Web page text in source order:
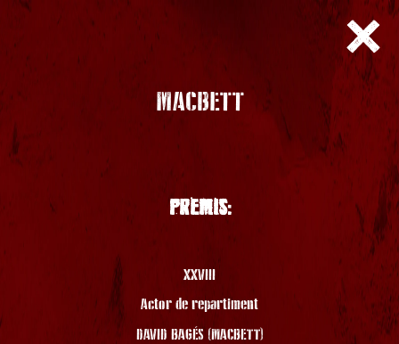
MACBETT
PREMIS:
XXVIII
Actor de repartiment
DAVID BAGÉS (MACBETT)